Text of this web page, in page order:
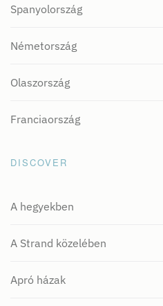
Spanyolország
Németország
Olaszország
Franciaország
DISCOVER
A hegyekben
A Strand közelében
Apró házak